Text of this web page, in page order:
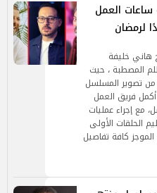
تكثيف ساعات العمل
لرمضان
المخرج هاني خليفة
المصطبة ، حيث
من تصوير المسلسل
فريق العمل
مع إجراء عمليات
الحلقات الأولى
كافة تفاصيل